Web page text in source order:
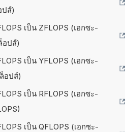
ปส์)
เป็น ZFLOPS (เอกซะ-
อปส์)
เป็น YFLOPS (เอกซะ-
อปส์)
เป็น RFLOPS (เอกซะ-
เป็น QFLOPS (เอกซะ-